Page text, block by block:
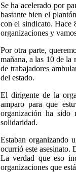
Se ha acelerado por
bastante bien el
con el sindicato. Hace
organizaciones y
Por otra parte,
mañana, a las 10 de la
de trabajadores
del estado.
El dirigente de la
amparo para que
organización ha sido
solidaridad.
Estaban
ocurrió este asesinato.
La verdad que eso
organizaciones que